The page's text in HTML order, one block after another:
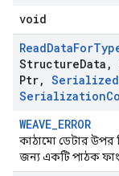
void
ReadDataFor
StructureData ,
Ptr, Serialized
Serialization
WEAVE_ERROR
কাঠামো ডেটার উপর
জন্য একটি পাঠক